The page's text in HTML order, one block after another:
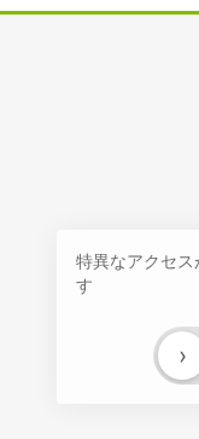
特異なアクセ
す
›